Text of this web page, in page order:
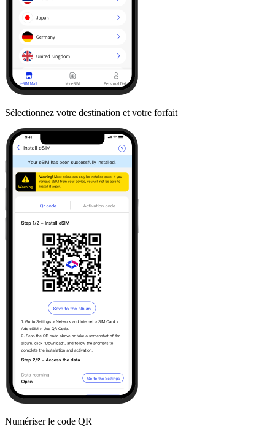
Sélectionnez votre destination et votre forfait
Numériser le code QR